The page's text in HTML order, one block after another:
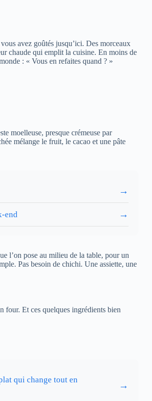
avez goûtés jusqu’ici. Des morceaux
chaude qui emplit la cuisine. En moins de
: « Vous en refaites quand ? »
moelleuse, presque crémeuse par
mélange le fruit, le cacao et une pâte
→
end →
l’on pose au milieu de la table, pour un
Pas besoin de chichi. Une assiette, une
four. Et ces quelques ingrédients bien
qui change tout en
→